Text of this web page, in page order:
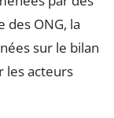
ONG, la
sur le bilan
les acteurs